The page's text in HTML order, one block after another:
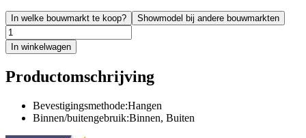
In welke bouwmarkt te koop? Showmodel bij andere bouwmarkten
In winkelwagen
Productomschrijving
Bevestigingsmethode:Hangen
Binnen/buitengebruik:Binnen, Buiten